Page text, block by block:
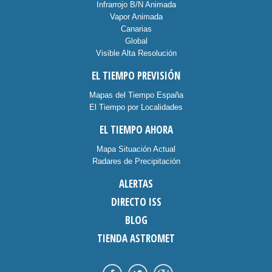
Infrarrojo B/N Animada
Vapor Animada
Canarias
Global
Visible Alta Resolución
EL TIEMPO PREVISIÓN
Mapas del Tiempo España
El Tiempo por Localidades
EL TIEMPO AHORA
Mapa Situación Actual
Radares de Precipitación
ALERTAS
DIRECTO ISS
BLOG
TIENDA ASTROMET